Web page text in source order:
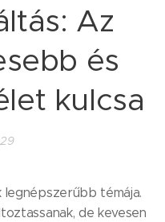
Az
és
kulcsa
legnépszerűbb témája.
de kevesen